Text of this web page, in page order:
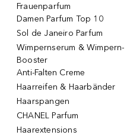
Frauenparfum
Damen Parfum Top 10
Sol de Janeiro Parfum
Wimpernserum & Wimpern-
Booster
Anti-Falten Creme
Haarreifen & Haarbänder
Haarspangen
CHANEL Parfum
Haarextensions